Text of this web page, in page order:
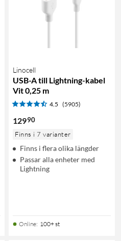
Linocell
USB-A till Lightning-kabel
Vit 0,25 m
4.5 (5905)
12990
Finns i 7 varianter
Finns i flera olika längder
Passar alla enheter med
Lightning
Online: 100+ st